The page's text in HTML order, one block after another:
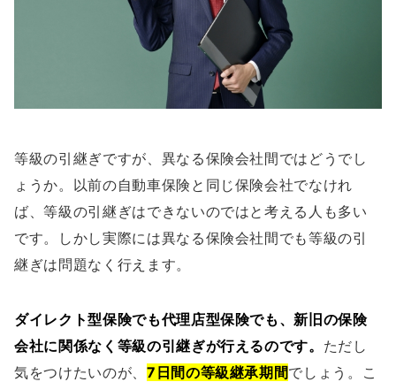
等級の引継ぎですが、異なる保険会社間ではどうでし
ょうか。以前の自動車保険と同じ保険会社でなけれ
ば、等級の引継ぎはできないのではと考える人も多い
です。しかし実際には異なる保険会社間でも等級の引
継ぎは問題なく行えます。
ダイレクト型保険でも代理店型保険でも、新旧の保険
会社に関係なく等級の引継ぎが行えるのです。 ただし
気をつけたいのが、 7日間の等級継承期間でしょう。こ